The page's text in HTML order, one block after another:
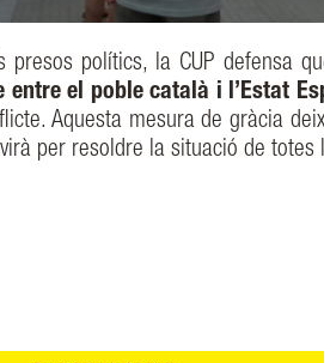
polítics, la CUP defensa
el poble català i l’Estat
Aquesta mesura de gràcia
per resoldre la situació de totes